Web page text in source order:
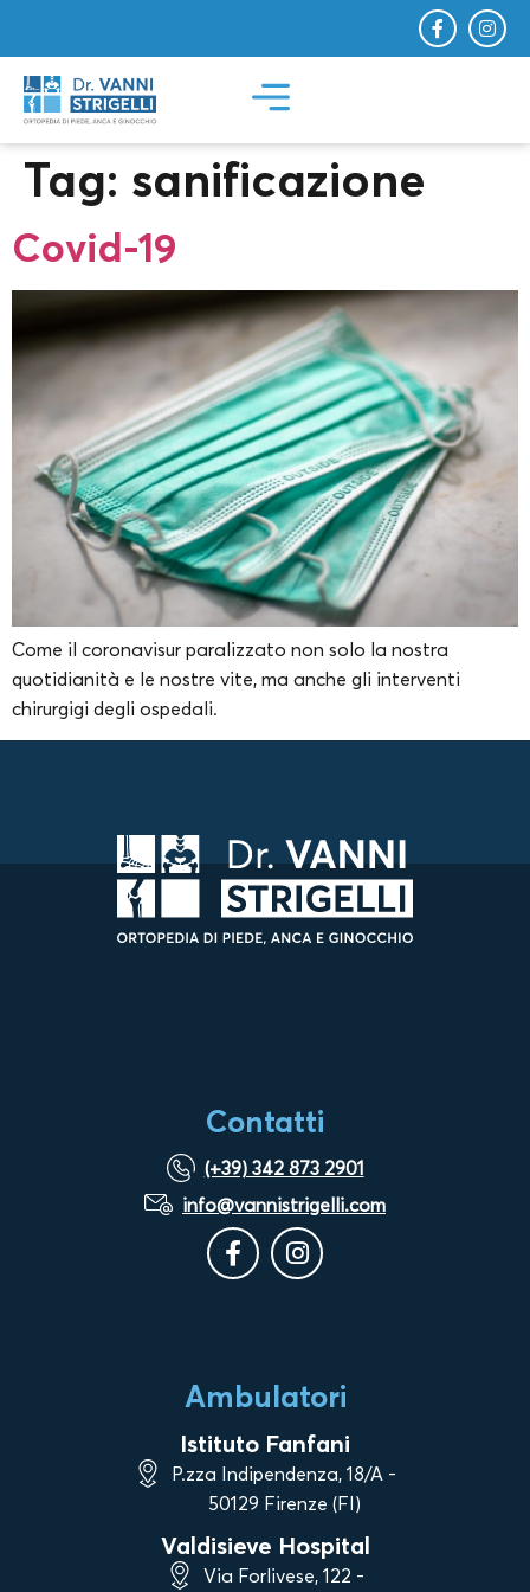
Tag: sanificazione
Covid-19
Come il coronavisur paralizzato non solo la nostra
quotidianità e le nostre vite, ma anche gli interventi
chirurgigi degli ospedali.
Contatti
(+39) 342 873 2901
info@vannistrigelli.com
Ambulatori
Istituto Fanfani
P.zza Indipendenza, 18/A -
50129 Firenze (FI)
Valdisieve Hospital
Via Forlivese, 122 -